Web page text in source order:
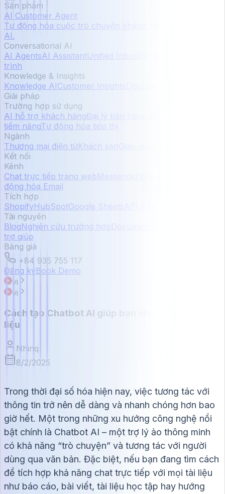
Sản phẩm
AI Customer Agent
Tự động hóa cuộc trò chuyện khách hàng 24/7 bằng
AI.
Conversational AI
AI AgentsAI AssistantUnified Inbox
trình
Knowledge & Insights
Knowledge AICustomer Insights
Giải pháp
Trường hợp sử dụng
AI hỗ trợ khách hàngĐại lý bán hàng AI
tiềm năngTự động hóa tiếp thị
Ngành
Thương mại điện tửKhách sạn
Kết nối
Kênh
Chat trực tiếp trang webMessenger
động hóa Email
Tích hợp
ShopifyHubSpotGoogle Sheets
Tài nguyên
BlogNghiên cứu trường hợp
trợ giúp
Bảng giá
+84 935 755 117
Đăng kýBook Demo
vi
vi
Cách tạo Chatbot AI giúp bạn chat với mọi tài
liệu
Nhinq
8/2/2025
Trong thời đại số hóa hiện nay, việc tương tác với
thông tin trở nên dễ dàng và nhanh chóng hơn bao
giờ hết. Một trong những xu hướng công nghệ nổi
bật chính là Chatbot AI – một trợ lý ảo thông minh
có khả năng “trò chuyện” và tương tác với người
dùng qua văn bản. Đặc biệt, nếu bạn đang tìm cách
để tích hợp khả năng chat trực tiếp với mọi tài liệu
như báo cáo, bài viết, tài liệu học tập hay hướng